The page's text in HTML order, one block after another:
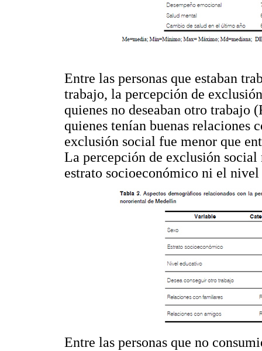
Entre las personas que estaban
trabajo, la percepción de
quienes no deseaban otro trabajo
quienes tenían buenas relaciones
exclusión social fue menor que
La percepción de exclusión social
estrato socioeconómico ni el
Entre las personas que no